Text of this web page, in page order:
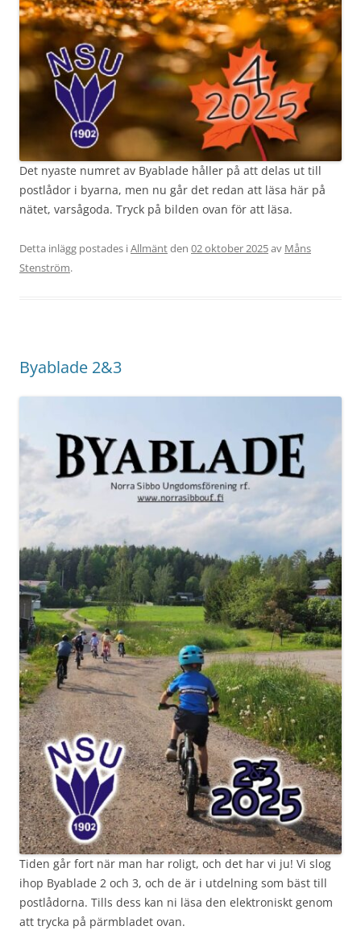
Det nyaste numret av Byablade håller på att delas ut till
postlådor i byarna, men nu går det redan att läsa här på
nätet, varsågoda. Tryck på bilden ovan för att läsa.
Detta inlägg postades iAllmäntden 02 oktober 2025av Måns
Stenström.
Byablade 2&3
Tiden går fort när man har roligt, och det har vi ju! Vi slog
ihop Byablade 2 och 3, och de är i utdelning som bäst till
postlådorna. Tills dess kan ni läsa den elektroniskt genom
att trycka på pärmbladet ovan.